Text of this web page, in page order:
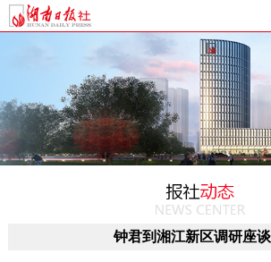
钟君到湘江新区调研座谈